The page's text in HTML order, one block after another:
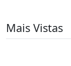
Mais Vistas